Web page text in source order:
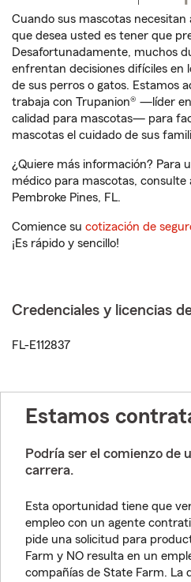
Cuando sus mascotas
que desea usted es tener que
Desafortunadamente, muchos
enfrentan decisiones difíciles en
de sus perros o gatos. Estamos
trabaja con Trupanion® —líder
calidad para mascotas— para
mascotas el cuidado de sus
¿Quiere más información? Para
médico para mascotas, consulte
Pembroke Pines, FL.
Comience su cotización de
¡Es rápido y sencillo!
Credenciales y licencias
FL-E112837
Estamos
Podría ser el comienzo de
carrera.
Esta oportunidad tiene que
empleo con un agente
pide una solicitud para
Farm y NO resulta en un
compañías de State Farm. La